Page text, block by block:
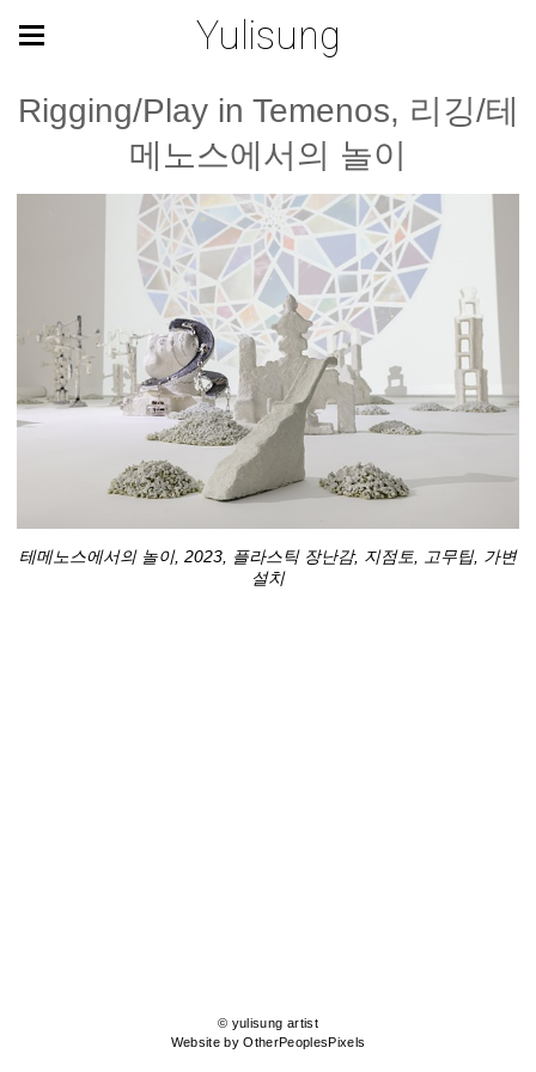
Yulisung
Rigging/Play in Temenos, 리깅/테
메노스에서의 놀이
테메노스에서의 놀이, 2023, 플라스틱 장난감, 지점토, 고무팁, 가변
설치
© yulisung artist
Website by OtherPeoplesPixels